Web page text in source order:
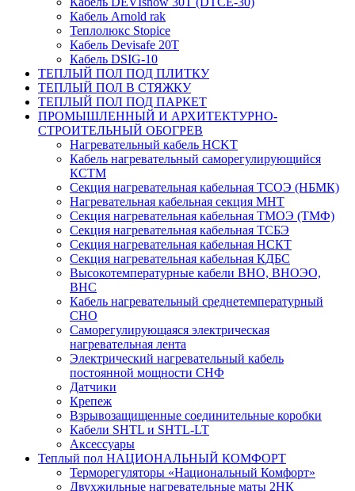
Кабель Arnold rak
Теплолюкс Stopice
Кабель Devisafe 20T
Кабель DSIG-10
ТЕПЛЫЙ ПОЛ ПОД ПЛИТКУ
ТЕПЛЫЙ ПОЛ В СТЯЖКУ
ТЕПЛЫЙ ПОЛ ПОД ПАРКЕТ
ПРОМЫШЛЕННЫЙ И АРХИТЕКТУРНО-
СТРОИТЕЛЬНЫЙ ОБОГРЕВ
Нагревательный кабель НCKТ
Кабель нагревательный саморегулирующийся
КСТМ
Секция нагревательная кабельная ТСОЭ (НБМК)
Нагревательная кабельная секция МНТ
Секция нагревательная кабельная ТМОЭ (ТМФ)
Секция нагревательная кабельная ТСБЭ
Секция нагревательная кабельная НСКТ
Секция нагревательная кабельная КДБС
Высокотемпературные кабели ВНО, ВНОЭО,
ВНС
Кабель нагревательный среднетемпературный
СНО
Саморегулирующаяся электрическая
нагревательная лента
Электрический нагревательный кабель
постоянной мощности СНФ
Датчики
Крепеж
Взрывозащищенные соединительные коробки
Кабели SHTL и SHTL-LT
Аксессуары
Теплый пол НАЦИОНАЛЬНЫЙ КОМФОРТ
Терморегуляторы «Национальный Комфорт»
Двухжильные нагревательные маты 2НК